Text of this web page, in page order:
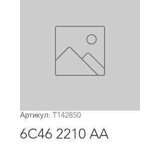
Артикул: T142850
6C46 2210 AA